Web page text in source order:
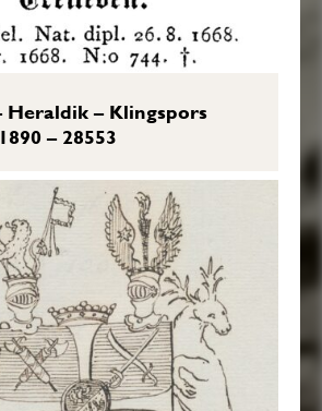
Heraldik – Klingspors
– 28553